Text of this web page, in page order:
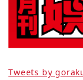
Tweets by